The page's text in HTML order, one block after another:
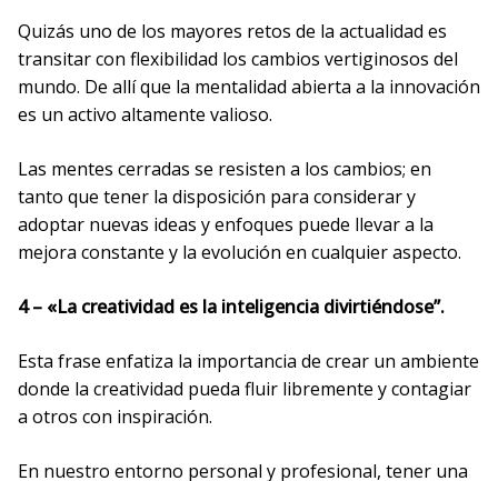
Quizás uno de los mayores retos de la actualidad es
transitar con flexibilidad los cambios vertiginosos del
mundo. De allí que la mentalidad abierta a la innovación
es un activo altamente valioso.
Las mentes cerradas se resisten a los cambios; en
tanto que tener la disposición para considerar y
adoptar nuevas ideas y enfoques puede llevar a la
mejora constante y la evolución en cualquier aspecto.
4 – «La creatividad es la inteligencia divirtiéndose”.
Esta frase enfatiza la importancia de crear un ambiente
donde la creatividad pueda fluir libremente y contagiar
a otros con inspiración.
En nuestro entorno personal y profesional, tener una